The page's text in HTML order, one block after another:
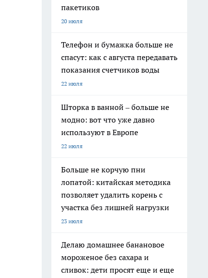
пакетиков
20 июля
Телефон и бумажка больше не
спасут: как с августа передавать
показания счетчиков воды
22 июля
Шторка в ванной – больше не
модно: вот что уже давно
используют в Европе
22 июля
Больше не корчую пни
лопатой: китайская методика
позволяет удалить корень с
участка без лишней нагрузки
23 июля
Делаю домашнее банановое
мороженое без сахара и
сливок: дети просят еще и еще